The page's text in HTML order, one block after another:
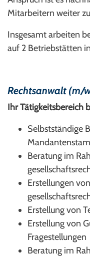
Mitarbeitern weiter
Insgesamt arbeiten
auf 2 Betriebstätten
Rechtsanwalt (m/
Ihr Tätigkeitsbereich
Selbstständige
Beratung im
Erstellungen
Erstellung von
Erstellung von
Fragestellungen
Beratung im